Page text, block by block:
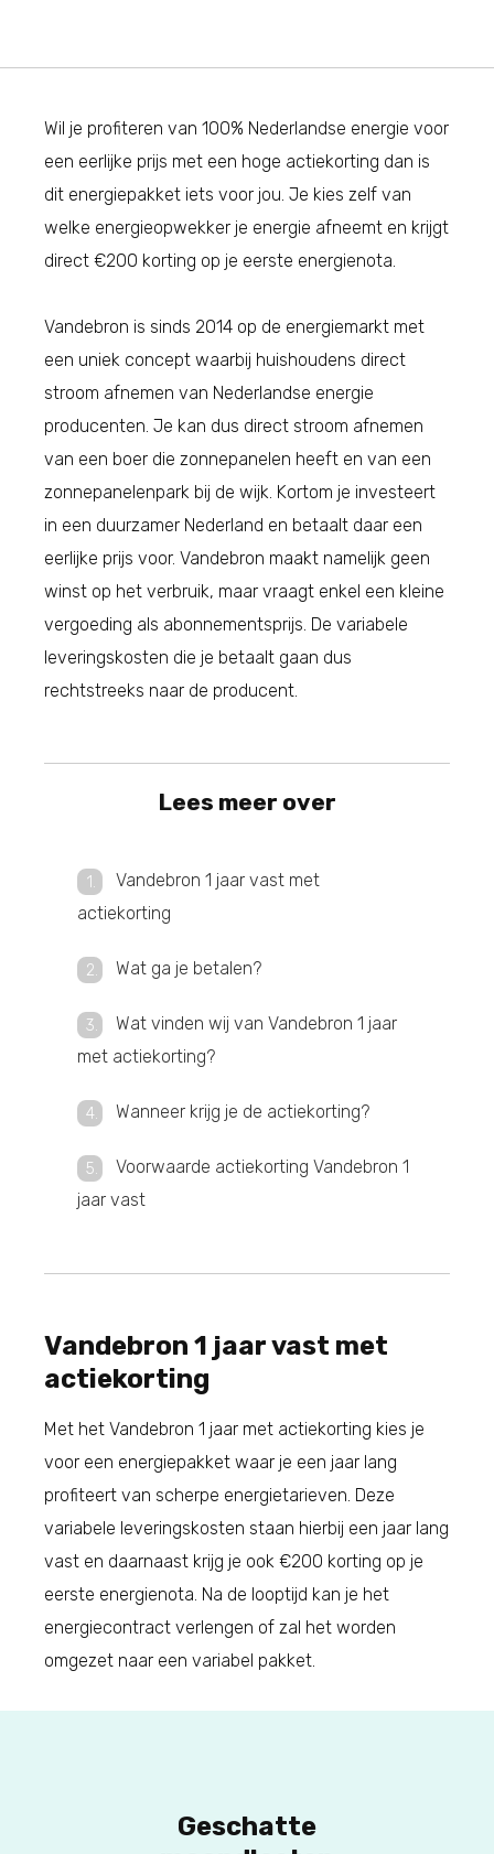
Wil je profiteren van 100% Nederlandse energie voor
een eerlijke prijs met een hoge actiekorting dan is
dit energiepakket iets voor jou. Je kies zelf van
welke energieopwekker je energie afneemt en krijgt
direct €200 korting op je eerste energienota.
Vandebron is sinds 2014 op de energiemarkt met
een uniek concept waarbij huishoudens direct
stroom afnemen van Nederlandse energie
producenten. Je kan dus direct stroom afnemen
van een boer die zonnepanelen heeft en van een
zonnepanelenpark bij de wijk. Kortom je investeert
in een duurzamer Nederland en betaalt daar een
eerlijke prijs voor. Vandebron maakt namelijk geen
winst op het verbruik, maar vraagt enkel een kleine
vergoeding als abonnementsprijs. De variabele
leveringskosten die je betaalt gaan dus
rechtstreeks naar de producent.
Lees meer over
Vandebron 1 jaar vast met
actiekorting
Wat ga je betalen?
Wat vinden wij van Vandebron 1 jaar
met actiekorting?
Wanneer krijg je de actiekorting?
Voorwaarde actiekorting Vandebron 1
jaar vast
Vandebron 1 jaar vast met
actiekorting
Met het Vandebron 1 jaar met actiekorting kies je
voor een energiepakket waar je een jaar lang
profiteert van scherpe energietarieven. Deze
variabele leveringskosten staan hierbij een jaar lang
vast en daarnaast krijg je ook €200 korting op je
eerste energienota. Na de looptijd kan je het
energiecontract verlengen of zal het worden
omgezet naar een variabel pakket.
Geschatte